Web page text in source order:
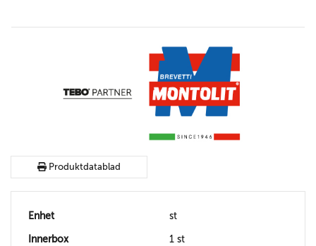
Produktdatablad
Enhet st
Innerbox 1 st